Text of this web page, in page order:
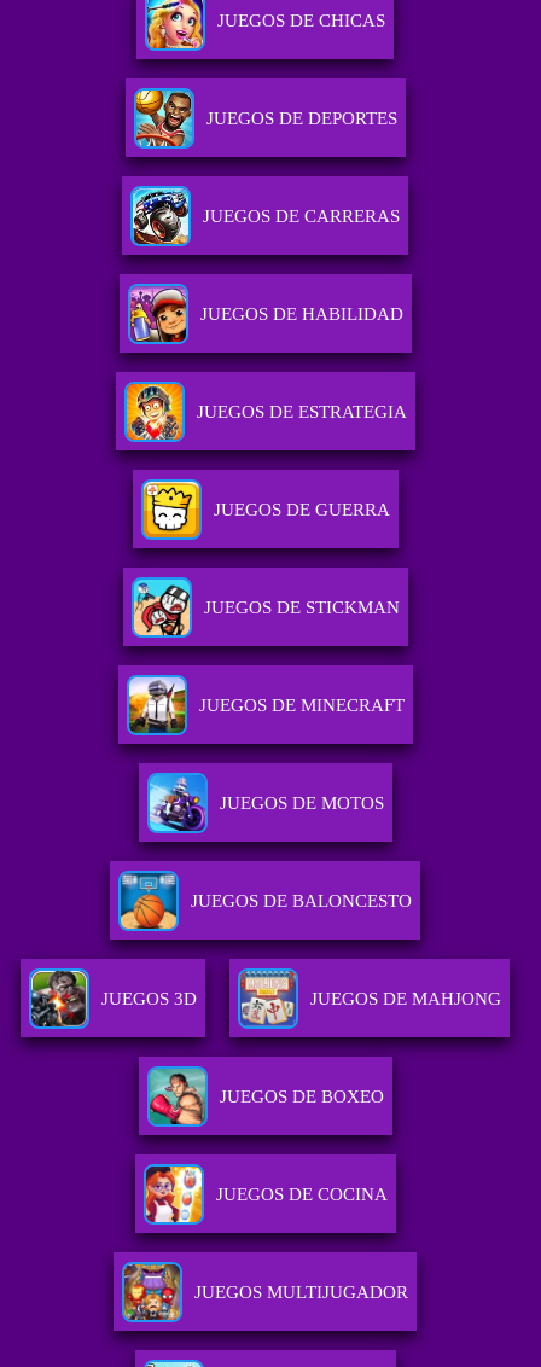
JUEGOS DE CHICAS
JUEGOS DE DEPORTES
JUEGOS DE CARRERAS
JUEGOS DE HABILIDAD
JUEGOS DE ESTRATEGIA
JUEGOS DE GUERRA
JUEGOS DE STICKMAN
JUEGOS DE MINECRAFT
JUEGOS DE MOTOS
JUEGOS DE BALONCESTO
JUEGOS 3D JUEGOS DE MAHJONG
JUEGOS DE BOXEO
JUEGOS DE COCINA
JUEGOS MULTIJUGADOR